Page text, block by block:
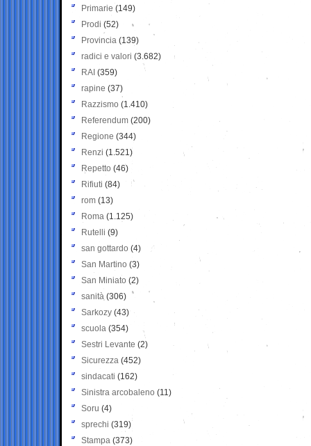
Primarie (149)
Prodi (52)
Provincia (139)
radici e valori (3.682)
RAI (359)
rapine (37)
Razzismo (1.410)
Referendum (200)
Regione (344)
Renzi (1.521)
Repetto (46)
Rifiuti (84)
rom (13)
Roma (1.125)
Rutelli (9)
san gottardo (4)
San Martino (3)
San Miniato (2)
sanità (306)
Sarkozy (43)
scuola (354)
Sestri Levante (2)
Sicurezza (452)
sindacati (162)
Sinistra arcobaleno (11)
Soru (4)
sprechi (319)
Stampa (373)